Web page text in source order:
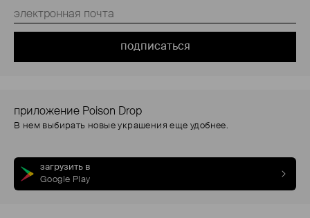
подписаться
приложение Poison Drop
В нем выбирать новые украшения еще удобнее.
загрузить в
Google Play